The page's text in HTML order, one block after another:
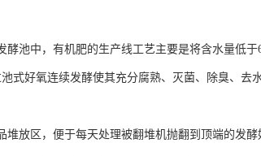
酵池中，有机肥的生产线工艺主要是将含水量低
式好氧连续发酵使其充分腐熟、灭菌、除臭、去
放区，便于每天处理被翻堆机抛翻到顶端的发酵